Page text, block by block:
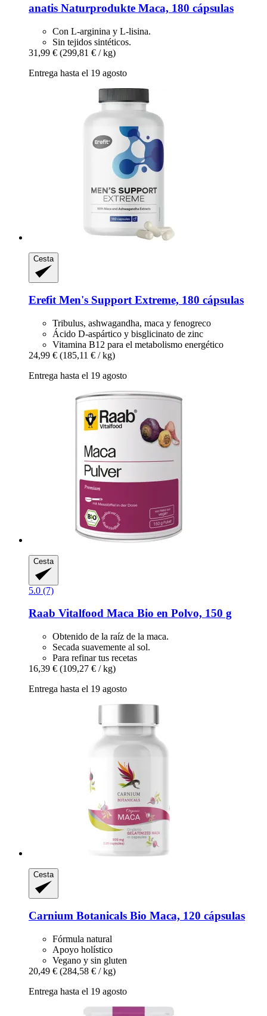
anatis Naturprodukte Maca, 180 cápsulas
Con L-arginina y L-lisina.
Sin tejidos sintéticos.
31,99 € (299,81 € / kg)
Entrega hasta el 19 agosto
Cesta
ErefitMen's Support Extreme, 180 cápsulas
Tribulus, ashwagandha, maca y fenogreco
Ácido D-aspártico y bisglicinato de zinc
Vitamina B12 para el metabolismo energético
24,99 € (185,11 € / kg)
Entrega hasta el 19 agosto
Cesta
5.0 (7)
Raab Vitalfood Maca Bio en Polvo, 150 g
Obtenido de la raíz de la maca.
Secada suavemente al sol.
Para refinar tus recetas
16,39 € (109,27 € / kg)
Entrega hasta el 19 agosto
Cesta
Carnium Botanicals Bio Maca, 120 cápsulas
Fórmula natural
Apoyo holístico
Vegano y sin gluten
20,49 € (284,58 € / kg)
Entrega hasta el 19 agosto